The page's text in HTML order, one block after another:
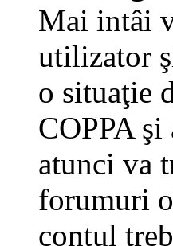
Mai intâi
utilizator
o situaţie
COPPA
atunci va
forumuri
contul